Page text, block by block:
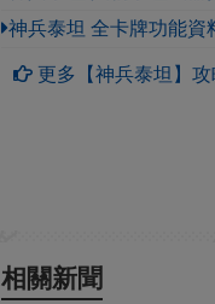
神兵泰坦 全卡牌功能資
更多【神兵泰坦】攻
相關新聞